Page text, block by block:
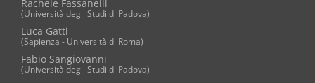
Rachele Fassanelli
(Università degli Studi di Padova)
Luca Gatti
(Sapienza - Università di Roma)
Fabio Sangiovanni
(Università degli Studi di Padova)